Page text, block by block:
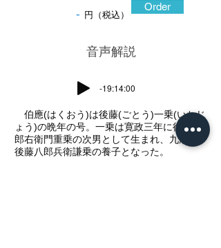
- 円（税込）
Order
​音声解説
-19:14:00
伯應(はくおう)は後藤(ごとう)一乗(いちじ
ょう)の晩年の号。一乗は寛政三年に後藤七
郎右衛門重乗の次男として生まれ、九歳で
後藤八郎兵衛謙乗の養子となった。